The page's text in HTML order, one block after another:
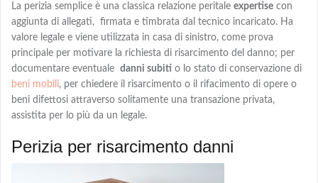
La perizia semplice è una classica relazione peritale expertise con
aggiunta di allegati, firmata e timbrata dal tecnico incaricato. Ha
valore legale e viene utilizzata in casa di sinistro, come prova
principale per motivare la richiesta di risarcimento del danno; per
documentare eventuale danni subiti o lo stato di conservazione di
beni mobili, per chiedere il risarcimento o il rifacimento di opere o
beni difettosi attraverso solitamente una transazione privata,
assistita per lo più da un legale.
Perizia per risarcimento danni